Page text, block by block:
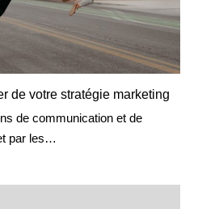
de votre stratégie marketing
de communication et de
par les…